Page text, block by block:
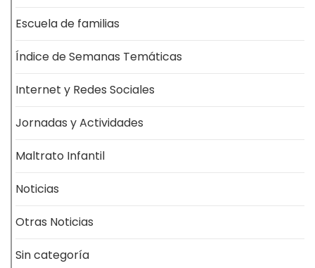
Escuela de familias
Índice de Semanas Temáticas
Internet y Redes Sociales
Jornadas y Actividades
Maltrato Infantil
Noticias
Otras Noticias
Sin categoría